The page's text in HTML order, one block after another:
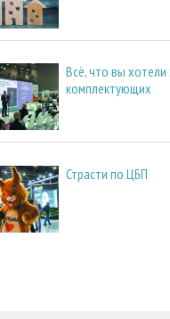
Всё, что вы
комплектующих
Страсти по ЦБП